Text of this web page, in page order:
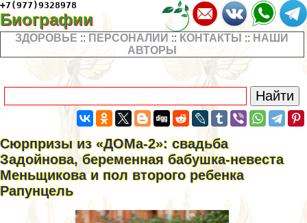
+7(977)9328978
Биографии
ЗДОРОВЬЕ :: ПЕРСОНАЛИИ :: КОНТАКТЫ :: НАШИ
АВТОРЫ
Сюрпризы из «ДОМа-2»: свадьба
Задойнова, беременная бабушка-невеста
Меньщикова и пол второго ребенка
Рапунцель